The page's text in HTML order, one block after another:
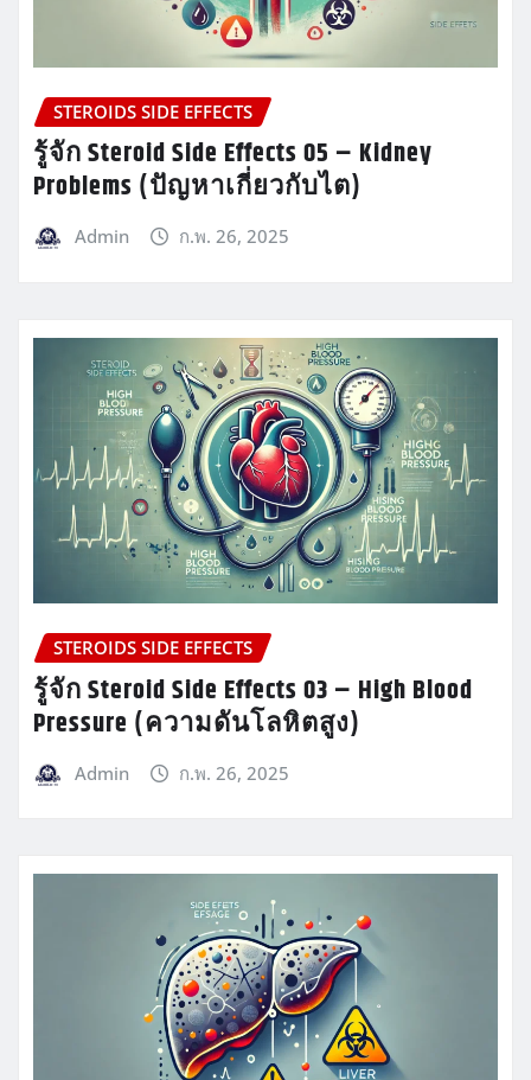
STEROIDS SIDE EFFECTS
รู้จัก Steroid Side Effects 05 – Kidney
Problems (ปัญหาเกี่ยวกับไต)
Admin ก.พ. 26, 2025
STEROIDS SIDE EFFECTS
รู้จัก Steroid Side Effects 03 – High Blood
Pressure (ความดันโลหิตสูง)
Admin ก.พ. 26, 2025